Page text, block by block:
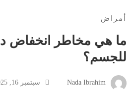
أمراض
ما هي مخاطر انخفاض
للجسم؟
سبتمبر 16, 2025